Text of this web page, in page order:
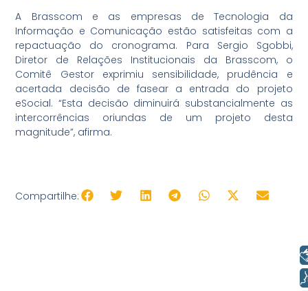
A Brasscom e as empresas de Tecnologia da
Informação e Comunicação estão satisfeitas com a
repactuação do cronograma. Para Sergio Sgobbi,
Diretor de Relações Institucionais da Brasscom, o
Comitê Gestor exprimiu sensibilidade, prudência e
acertada decisão de fasear a entrada do projeto
eSocial. “Esta decisão diminuirá substancialmente as
intercorrências oriundas de um projeto desta
magnitude”, afirma.
Compartilhe: